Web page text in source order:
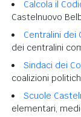
Calcola il
Castelnuovo
Centralini dei
dei centralini
Sindaci dei
coalizioni
Scuole
elementari,